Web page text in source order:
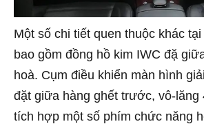
Một số chi tiết quen thuộc khác
bao gồm đồng hồ kim IWC đặ
hoà. Cụm điều khiển màn hình
đặt giữa hàng ghết trước, vô-lăng
tích hợp một số phím chức năng